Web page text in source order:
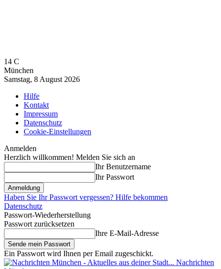
14 C
München
Samstag, 8 August 2026
Hilfe
Kontakt
Impressum
Datenschutz
Cookie-Einstellungen
Anmelden
Herzlich willkommen! Melden Sie sich an
Ihr Benutzername
Ihr Passwort
Haben Sie Ihr Passwort vergessen? Hilfe bekommen
Datenschutz
Passwort-Wiederherstellung
Passwort zurücksetzen
Ihre E-Mail-Adresse
Ein Passwort wird Ihnen per Email zugeschickt.
Nachrichten